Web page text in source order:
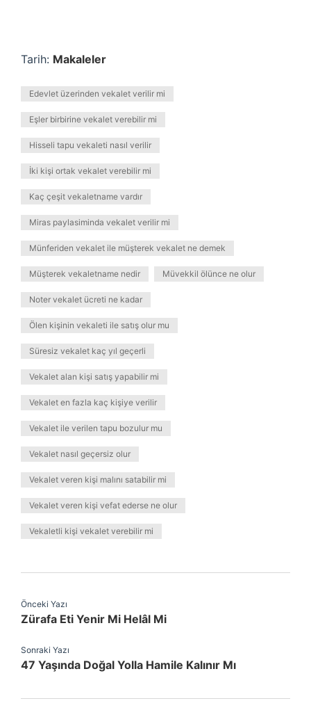
Tarih: Makaleler
Edevlet üzerinden vekalet verilir mi
Eşler birbirine vekalet verebilir mi
Hisseli tapu vekaleti nasıl verilir
İki kişi ortak vekalet verebilir mi
Kaç çeşit vekaletname vardır
Miras paylasiminda vekalet verilir mi
Münferiden vekalet ile müşterek vekalet ne demek
Müşterek vekaletname nedir Müvekkil ölünce ne olur
Noter vekalet ücreti ne kadar
Ölen kişinin vekaleti ile satış olur mu
Süresiz vekalet kaç yıl geçerli
Vekalet alan kişi satış yapabilir mi
Vekalet en fazla kaç kişiye verilir
Vekalet ile verilen tapu bozulur mu
Vekalet nasıl geçersiz olur
Vekalet veren kişi malını satabilir mi
Vekalet veren kişi vefat ederse ne olur
Vekaletli kişi vekalet verebilir mi
Önceki Yazı
Zürafa Eti Yenir Mi Helâl Mi
Sonraki Yazı
47 Yaşında Doğal Yolla Hamile Kalınır Mı